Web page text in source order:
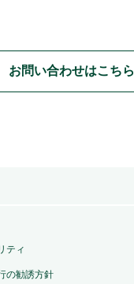
お問い合わせはこちら
ティ
の勧誘方針